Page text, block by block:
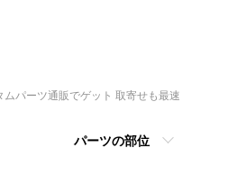
パーツ通販でゲット 取寄せも最速
パーツの部位